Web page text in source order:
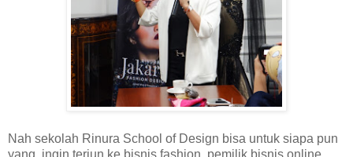
Nah sekolah Rinura School of Design bisa untuk siapa pun